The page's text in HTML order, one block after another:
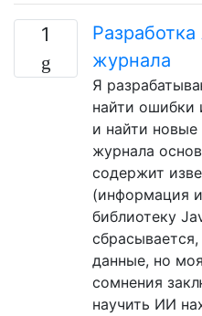
1
журнала
Я
найти ошибки
и найти
журнала
содержит
(информация
библиотеку
данные, но
сомнения
научить ИИ